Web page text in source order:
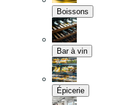
Boissons
Bar à vin
Épicerie